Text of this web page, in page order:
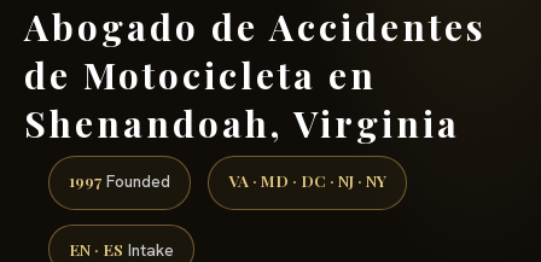
Abogado de Accidentes
de Motocicleta en
Shenandoah, Virginia
1997 Founded VA · MD · DC · NJ · NY
EN · ES Intake